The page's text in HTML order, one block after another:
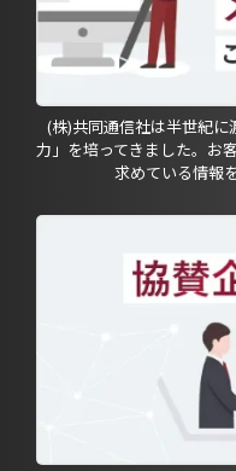
(株)共同通信社は半世紀
力」を培ってきました。お
求めている情報